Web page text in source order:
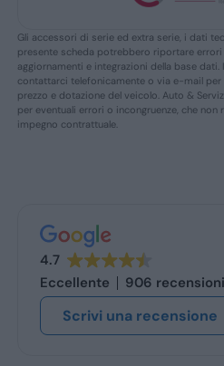
Gli accessori di serie ed extra serie, i dati
presente scheda potrebbero riportare
aggiornamenti e integrazioni della base
contattarci telefonicamente o via e-mail per
prezzo e dotazione del veicolo. Auto &
per eventuali errori o incongruenze, che
impegno contrattuale.
4.7
Eccellente
906 recensioni
Scrivi una recensione